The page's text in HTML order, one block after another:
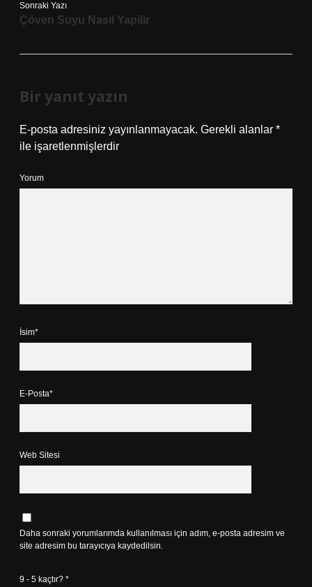
Sonraki Yazı
Çöven Suyu Nasil Yapilir
Bir yanıt yazın
E-posta adresiniz yayınlanmayacak. Gerekli alanlar *
ile işaretlenmişlerdir
Yorum
İsim*
E-Posta*
Web Sitesi
Daha sonraki yorumlarımda kullanılması için adım, e-posta adresim ve
site adresim bu tarayıcıya kaydedilsin.
9 - 5 kaçtır? *